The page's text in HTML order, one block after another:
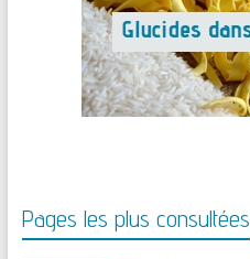
Pages les plus consultées